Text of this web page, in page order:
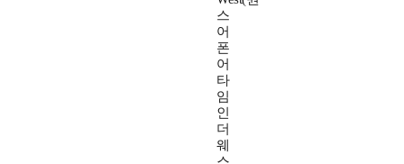
스
어
폰
어
타
임
인
더
웨